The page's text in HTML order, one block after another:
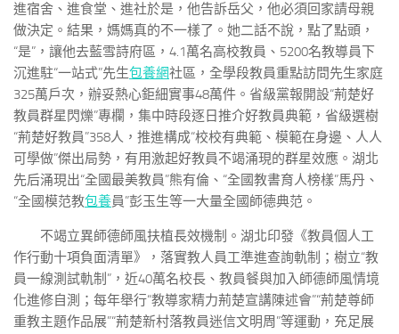
進宿舍、進食堂、進社於是，他告訴岳父，他必須回家請母親
做決定。結果，媽媽真的不一樣了。她二話不說，點了點頭，
“是”，讓他去藍雪詩府區，4.1萬名高校教員、5200名教導員下
沉進駐“一站式”先生包養網社區，全學段教員重點訪問先生家庭
325萬戶次，辦妥熱心鉅細實事48萬件。省級黨報開設“荊楚好
教員群星閃爍”專欄，集中時段逐日推介好教員典範，省級選樹
“荊楚好教員”358人，推進構成“校校有典範、模範在身邊、人人
可學做”傑出局勢，有用激起好教員不竭涌現的群星效應。湖北
先后涌現出“全國最美教員”熊有倫、“全國教書育人榜樣”馬丹、
“全國模范教包養員”彭玉生等一大量全國師德典范。
不竭立異師德師風扶植長效機制。湖北印發《教員個人工
作行動十項負面清單》，落實教人員工準進查詢軌制；樹立“教
員一線測試軌制”，近40萬名校長、教員餐與加入師德師風情境
化進修自測；每年舉行“教導家精力荊楚宣講陳述會”“荊楚尊師
重教主題作品展”“荊楚新村落教員迷信文明周”等運動，充足展